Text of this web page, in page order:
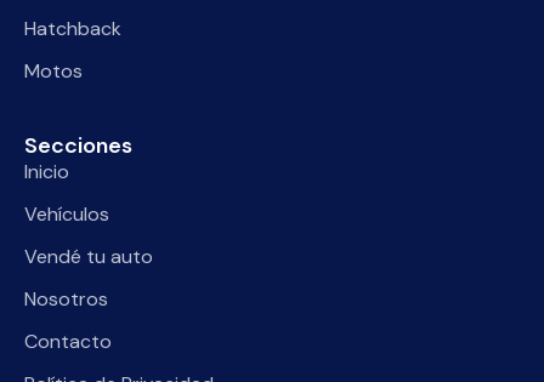
Hatchback
Motos
Secciones
Inicio
Vehículos
Vendé tu auto
Nosotros
Contacto